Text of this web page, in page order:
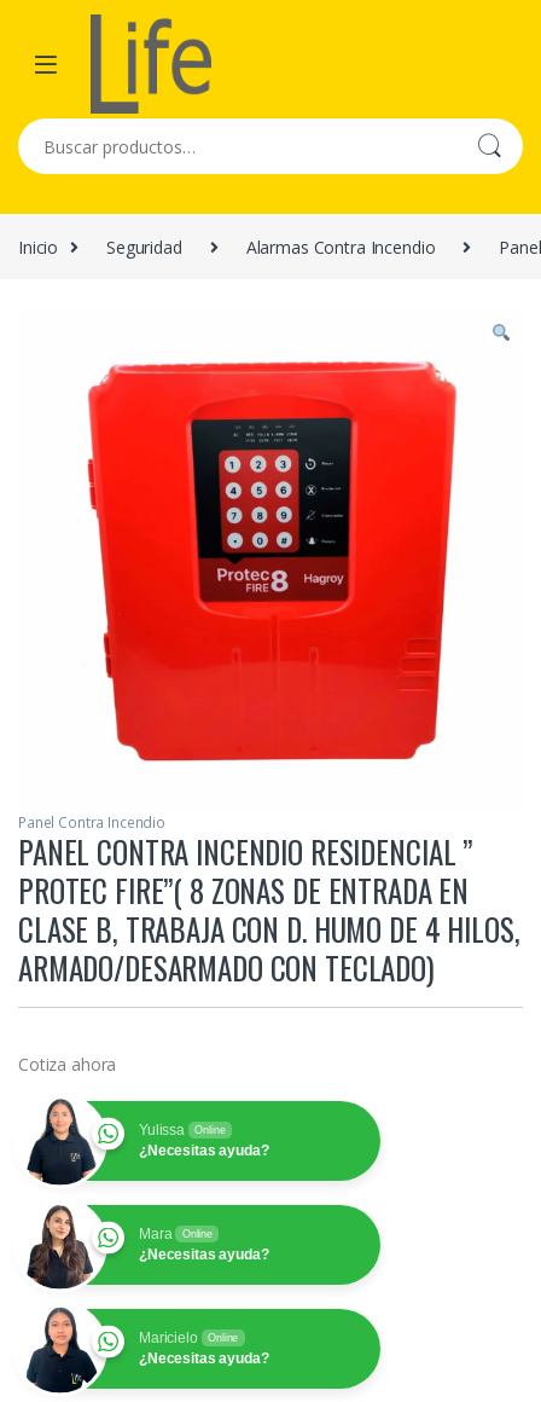
Skip to navigation
Skip to content
Buscar por:
Inicio Seguridad Alarmas Contra Incendio
Panel Contra Incendio
PANEL CONTRA INCENDIO RESIDENCIAL ”
PROTEC FIRE”( 8 ZONAS DE ENTRADA EN
CLASE B, TRABAJA CON D. HUMO DE 4 HILOS,
ARMADO/DESARMADO CON TECLADO)
Cotiza ahora
Yulissa Online
¿Necesitas ayuda?
Mara Online
¿Necesitas ayuda?
Maricielo Online
¿Necesitas ayuda?